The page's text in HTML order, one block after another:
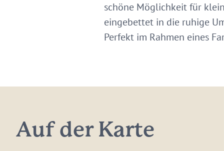
schöne Möglichkeit für
eingebettet in die ruhige
Perfekt im Rahmen eines
Auf der Karte